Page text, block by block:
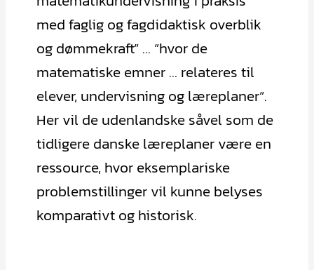
med faglig og fagdidaktisk overblik
og dømmekraft” … ”hvor de
matematiske emner … relateres til
elever, undervisning og læreplaner”.
Her vil de udenlandske såvel som de
tidligere danske læreplaner være en
ressource, hvor eksemplariske
problemstillinger vil kunne belyses
komparativt og historisk.